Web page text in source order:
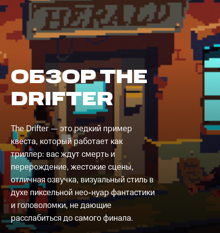
ОБЗОР THE
DRIFTER
The Drifter — это редкий пример
квеста, который работает как
триллер: вас ждут смерть и
перерождение, жестокие сцены,
отличная озвучка, визуальный стиль в
духе пиксельной нео-нуар фантастики
и головоломки, не дающие
расслабиться до самого финала.